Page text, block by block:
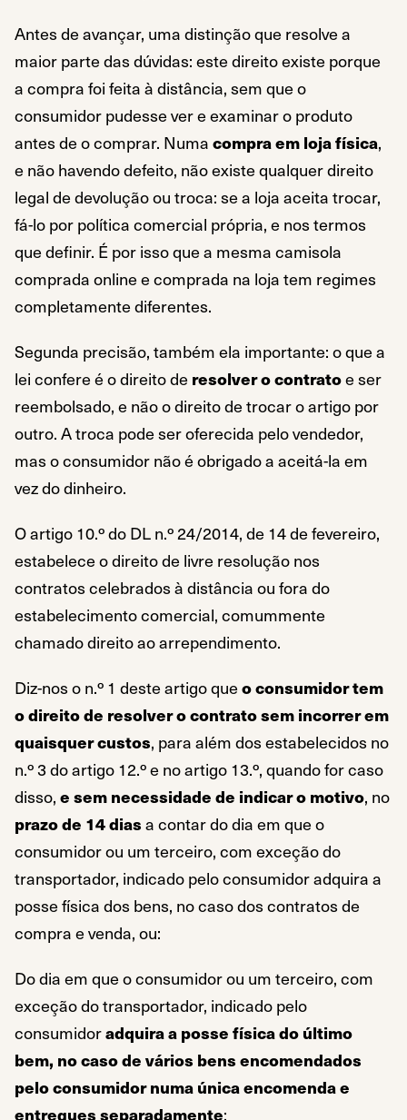
Antes de avançar, uma distinção que resolve a
maior parte das dúvidas: este direito existe porque
a compra foi feita à distância, sem que o
consumidor pudesse ver e examinar o produto
antes de o comprar. Numa compra em loja física,
e não havendo defeito, não existe qualquer direito
legal de devolução ou troca: se a loja aceita trocar,
fá-lo por política comercial própria, e nos termos
que definir. É por isso que a mesma camisola
comprada online e comprada na loja tem regimes
completamente diferentes.
Segunda precisão, também ela importante: o que a
lei confere é o direito de resolver o contratoe ser
reembolsado, e não o direito de trocar o artigo por
outro. A troca pode ser oferecida pelo vendedor,
mas o consumidor não é obrigado a aceitá-la em
vez do dinheiro.
O artigo 10.º do DL n.º 24/2014, de 14 de fevereiro,
estabelece o direito de livre resolução nos
contratos celebrados à distância ou fora do
estabelecimento comercial, comummente
chamado direito ao arrependimento.
Diz-nos o n.º 1 deste artigo queo consumidor tem
o direito de resolver o contrato sem incorrer em
quaisquer custos, para além dos estabelecidos no
n.º 3 do artigo 12.º e no artigo 13.º, quando for caso
disso, e sem necessidade de indicar o motivo, no
prazo de 14 dias a contar do dia em que o
consumidor ou um terceiro, com exceção do
transportador, indicado pelo consumidor adquira a
posse física dos bens, no caso dos contratos de
compra e venda, ou:
Do dia em que o consumidor ou um terceiro, com
exceção do transportador, indicado pelo
consumidoradquira a posse física do último
bem, no caso de vários bens encomendados
pelo consumidor numa única encomenda e
entregues separadamente;